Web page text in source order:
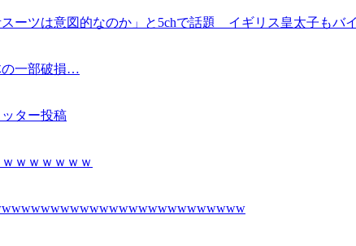
ーツは意図的なのか」と5chで話題 イギリス皇太子もバ
の一部破損…
ター投稿
ｗｗｗｗｗｗ